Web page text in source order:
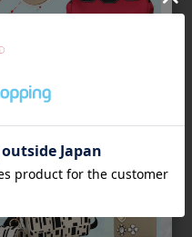
返品不可 50％OFF